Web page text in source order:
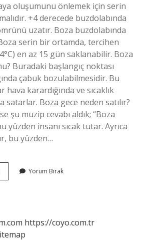
oluşumunu önlemek için serin
+4 derecede buzdolabında
uzatır. Boza buzdolabında
serin bir ortamda, tercihen
en az 15 gün saklanabilir. Boza
Buradaki başlangıç ​​noktası
çabuk bozulabilmesidir. Bu
hava karardığında ve sıcaklık
satarlar. Boza gece neden satılır?
şu muzip cevabı aldık; “Boza
yüzden insanı sıcak tutar. Ayrıca
bu yüzden…
Yorum Bırak
https://coyo.com.tr